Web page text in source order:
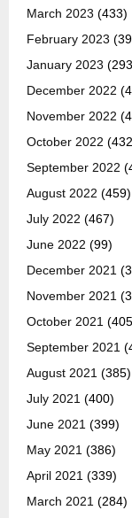
March 2023 (433)
February 2023
January 2023
December 2022
November 2022
October 2022
September 2022
August 2022 (459)
July 2022 (467)
June 2022 (99)
December 2021
November 2021
October 2021
September 2021
August 2021 (385)
July 2021 (400)
June 2021 (399)
May 2021 (386)
April 2021 (339)
March 2021 (284)